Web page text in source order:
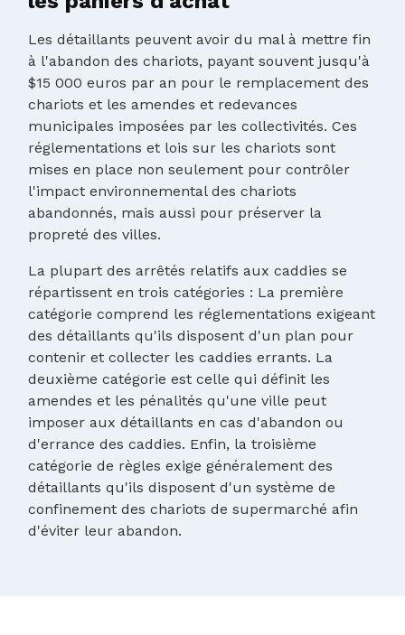
Les détaillants peuvent avoir du mal à mettre fin
à l'abandon des chariots, payant souvent jusqu'à
$15 000 euros par an pour le remplacement des
chariots et les amendes et redevances
municipales imposées par les collectivités. Ces
réglementations et lois sur les chariots sont
mises en place non seulement pour contrôler
l'impact environnemental des chariots
abandonnés, mais aussi pour préserver la
propreté des villes.
La plupart des arrêtés relatifs aux caddies se
répartissent en trois catégories : La première
catégorie comprend les réglementations exigeant
des détaillants qu'ils disposent d'un plan pour
contenir et collecter les caddies errants. La
deuxième catégorie est celle qui définit les
amendes et les pénalités qu'une ville peut
imposer aux détaillants en cas d'abandon ou
d'errance des caddies. Enfin, la troisième
catégorie de règles exige généralement des
détaillants qu'ils disposent d'un système de
confinement des chariots de supermarché afin
d'éviter leur abandon.